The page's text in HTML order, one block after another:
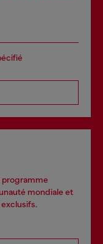
programme
mondiale et
exclusifs.